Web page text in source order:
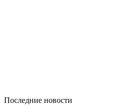
Последние новости